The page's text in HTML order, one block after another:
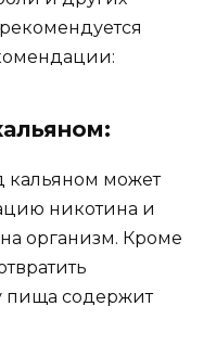
кальяном может
никотина и
организм. Кроме
пища содержит